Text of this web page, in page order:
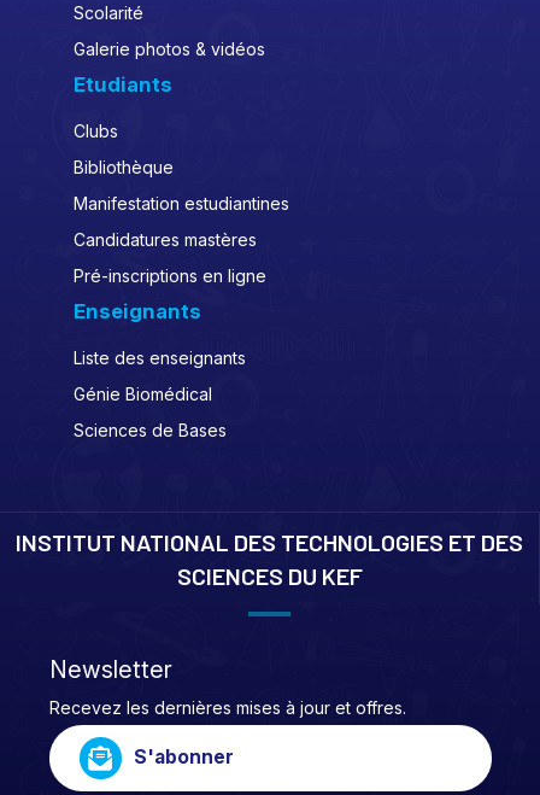
Scolarité
Galerie photos & vidéos
Etudiants
Clubs
Bibliothèque
Manifestation estudiantines
Candidatures mastères
Pré-inscriptions en ligne
Enseignants
Liste des enseignants
Génie Biomédical
Sciences de Bases
INSTITUT NATIONAL DES TECHNOLOGIES ET DES
SCIENCES DU KEF
Newsletter
Recevez les dernières mises à jour et offres.
S'abonner